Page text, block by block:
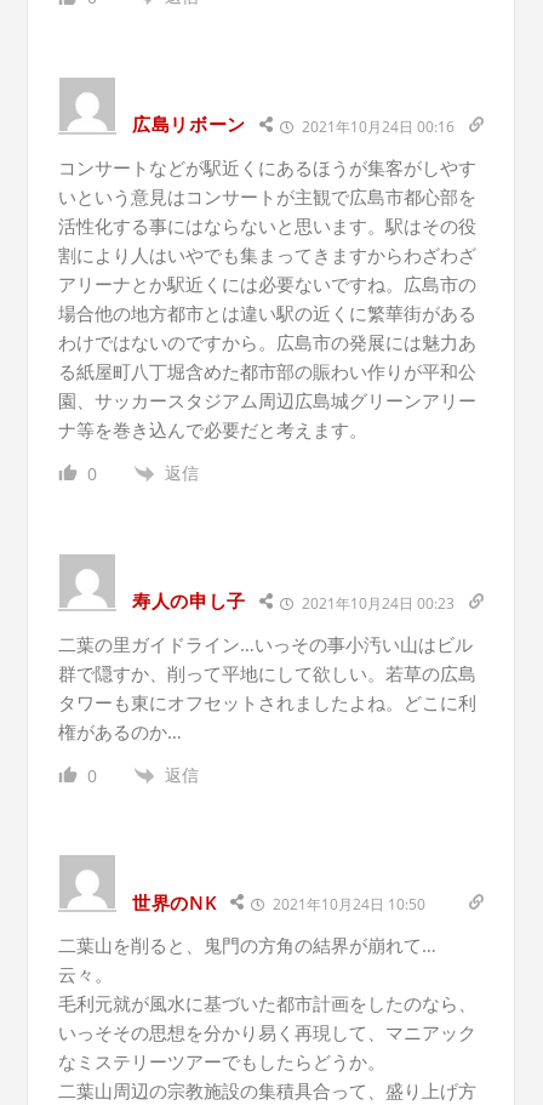
広島リボーン 2021年10月24日 00:16
コンサートなどが駅近くにあるほうが集客がしやす
いという意見はコンサートが主観で広島市都心部を
活性化する事にはならないと思います。駅はその役
割により人はいやでも集まってきますからわざわざ
アリーナとか駅近くには必要ないですね。広島市の
場合他の地方都市とは違い駅の近くに繁華街がある
わけではないのですから。広島市の発展には魅力あ
る紙屋町八丁堀含めた都市部の賑わい作りが平和公
園、サッカースタジアム周辺広島城グリーンアリー
ナ等を巻き込んで必要だと考えます。
0 返信
寿人の申し子 2021年10月24日 00:23
二葉の里ガイドライン…いっその事小汚い山はビル
群で隠すか、削って平地にして欲しい。若草の広島
タワーも東にオフセットされましたよね。どこに利
権があるのか…
0 返信
世界のNK 2021年10月24日 10:50
二葉山を削ると、鬼門の方角の結界が崩れて…
云々。
毛利元就が風水に基づいた都市計画をしたのなら、
いっそその思想を分かり易く再現して、マニアック
なミステリーツアーでもしたらどうか。
二葉山周辺の宗教施設の集積具合って、盛り上げ方